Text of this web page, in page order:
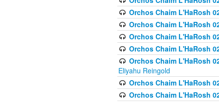
Orchos Chaim L'HaRosh
Orchos Chaim L'HaRosh
Orchos Chaim L'HaRosh
Orchos Chaim L'HaRosh
Orchos Chaim L'HaRosh
Eliyahu Reingold
Orchos Chaim L'HaRosh
Orchos Chaim L'HaRosh